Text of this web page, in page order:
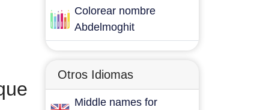
Colorear nombre
Abdelmoghit
Otros Idiomas
Middle names for